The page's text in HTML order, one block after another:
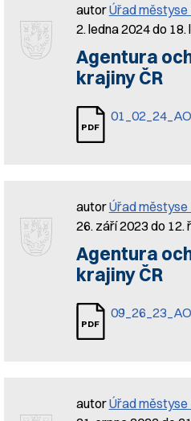
autorÚřad městyse
2. ledna 2024 do 18.
Agentura
krajiny ČR
autorÚřad městyse
26. září 2023 do 12.
Agentura
krajiny ČR
autorÚřad městyse